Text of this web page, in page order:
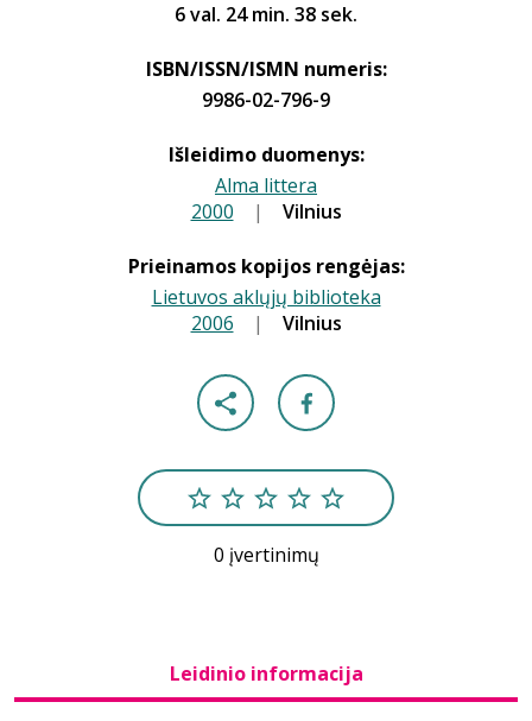
6 val. 24 min. 38 sek.
ISBN/ISSN/ISMN numeris:
9986-02-796-9
Išleidimo duomenys:
Alma littera
2000 | Vilnius
Prieinamos kopijos rengėjas:
Lietuvos aklųjų biblioteka
2006 | Vilnius
0 įvertinimų
Leidinio informacija